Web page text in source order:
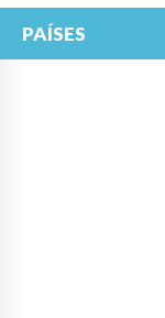
PAÍSES